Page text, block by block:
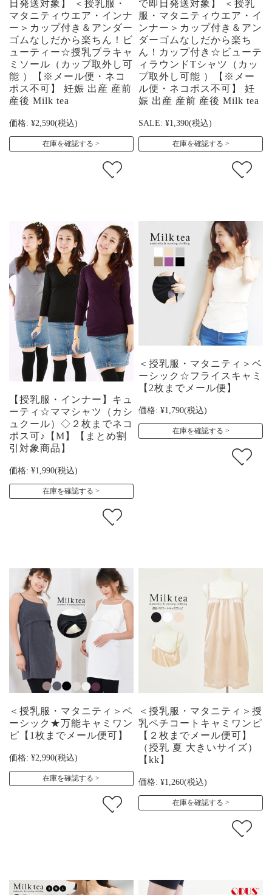
日発送対象】 ＜授乳服・
マタニティウエア・インナ
ー＞カップ付き＆アンダー
ゴムなしだから楽ちん！ビ
ューティー☆授乳ブラキャ
ミソール（カップ取外し可
能 ）【※メール便・ネコ
ポス不可】 妊娠 出産 産前
産後 Milk tea
価格: ¥2,590(税込)
在庫を確認する
で即日発送対象】 ＜授乳
服・マタニティウエア・イ
ンナー＞カップ付き＆アン
ダーゴムなしだから楽ち
ん！カップ付き☆ビューテ
ィラウンドTシャツ（カッ
プ取外し可能 ）【※メー
ル便・ネコポス不可】 妊
娠 出産 産前 産後 Milk tea
SALE: ¥1,390(税込)
在庫を確認する
【授乳服・インナー】キュ
ーティ☆ママシャツ（カシ
ュクール）◇２枚までネコ
ポス可♪【M】【まとめ割
引対象商品】
価格: ¥1,990(税込)
在庫を確認する
＜授乳服・マタニティ＞ベ
ーシック☆フライスキャミ
【2枚までメール便】
価格: ¥1,790(税込)
在庫を確認する
＜授乳服・マタニティ＞ベ
ーシック★万能キャミワン
ピ【1枚までメール便可】
価格: ¥2,990(税込)
在庫を確認する
＜授乳服・マタニティ＞授
乳ペチコートキャミワンピ
【２枚までメール便可】
（授乳 夏 大きいサイズ）
【kk】
価格: ¥1,260(税込)
在庫を確認する